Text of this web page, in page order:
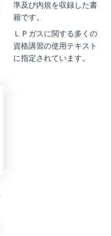
準及び内規を収録した書
籍です。
ＬＰガスに関する多くの
資格講習の使用テキスト
に指定されています。